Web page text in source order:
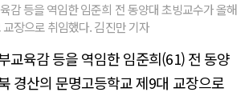
감 등을 역임한 임준희 전 동양대 초빙교수가 올해
장으로 취임했다. 김진만 기자
교육감 등을 역임한 임준희(61) 전 동양
경산의 문명고등학교 제9대 교장으로